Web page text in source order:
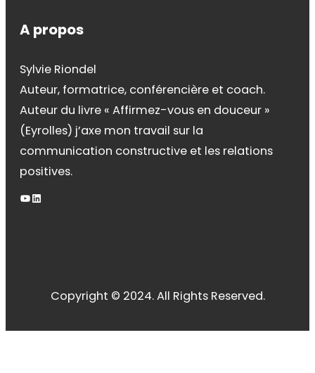
A propos
Sylvie Riondel
Auteur, formatrice, conférencière et coach.
Auteur du livre « Affirmez-vous en douceur »
(Eyrolles) j’axe mon travail sur la
communication constructive et les relations
positives.
YouTube LinkedIn
Copyright © 2024. All Rights Reserved.